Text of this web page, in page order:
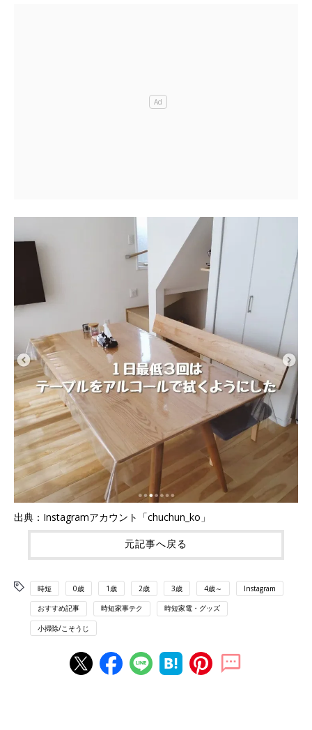
出典：Instagramアカウント「chuchun_ko」
元記事へ戻る
時短 0歳 1歳 2歳 3歳 4歳～ Instagram
おすすめ記事 時短家事テク 時短家電・グッズ
小掃除/こそうじ